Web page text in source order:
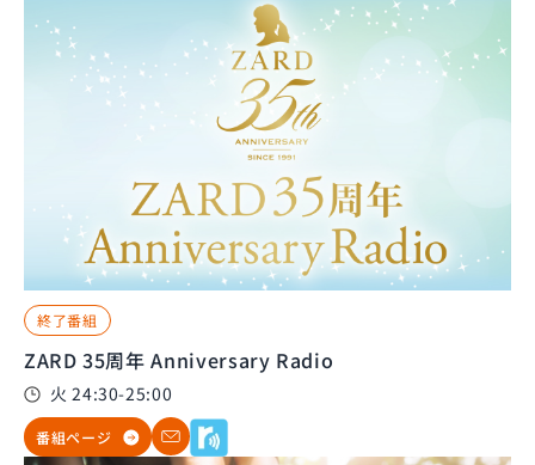
終了番組
ZARD 35周年 Anniversary Radio
火 24:30-25:00
番組ページ